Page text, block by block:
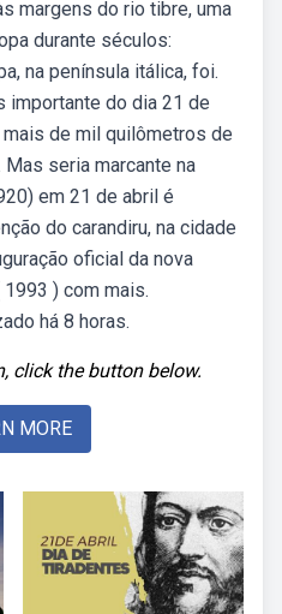
margens do rio tibre, uma
durante séculos:
na península itálica, foi.
importante do dia 21 de
de mil quilômetros de
seria marcante na
em 21 de abril é
do carandiru, na cidade
oficial da nova
) com mais.
há 8 horas.
click the button below.
MORE